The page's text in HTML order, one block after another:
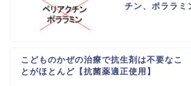
チン、ポララミ
こどものかぜの治療で抗生剤は不要なこ
とがほとんど【抗菌薬適正使用】